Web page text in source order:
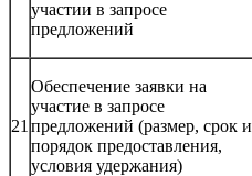
участии в запросе
предложений
21
Обеспечение заявки на
участие в запросе
предложений (размер, срок и
порядок предоставления,
условия удержания)